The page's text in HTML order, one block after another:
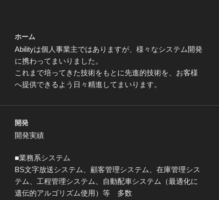
ホーム
Abilityは個人事業主ではありますが、様々なシステム開発
に携わってまいりました。
これまで培ってきた技術をもとに先進的技術を、お客様
へ提供できるよう日々精進してまいります。
開発
開発実績
■業務系システム
BS文字放送システム、顧客管理システム、在庫管理シス
テム、工程管理システム、自動配車システム（最適化に
遺伝的アルゴリズム使用）等 多数